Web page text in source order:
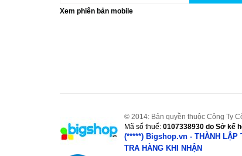
Xem phiên bản mobile
© 2014: Bản quyền thuộc Công Ty
Mã số thuế: 0107338930 do Sở kế
(*****) Bigshop.vn - THÀNH LẬP
TRA HÀNG KHI NHẬN